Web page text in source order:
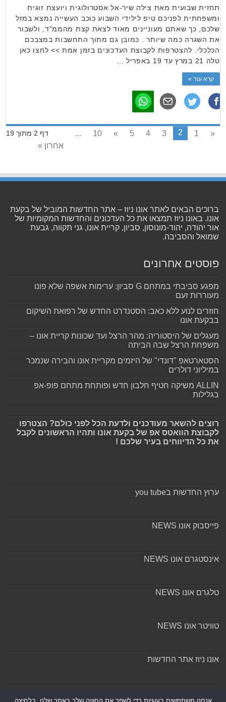
תחזית שבועית מאת צילה שיר-אל אסטרולוגית ויועצת זוגית
ומשפחתית לפניכם טיפ לילידי השבוע כוכב העשייה נמצא במזל
שלכם, כך שאתם מעוניינים מאוד לצאת קצת מהממ"ד, ולשבור
את השגרה כמה שיותר . כמובן גם מתוך התחשבות במצבכם
הכלכלי. להצטרפות לקבוצת העדכונים בזמן אמת >> לחצו כאן
טלה 21 במרץ עד 19 באפריל …
קרא עוד »
דף 2 מתוך 19 «
1
2
3
4
5
»
10
...
אחרון »
ברוכים הבאים לאתר אונו ניוז – אתר החדשות המוביל של בקעת
אונו. באונו ניוז תמצאו את כל העדכונים והחדשות המקומיות של
אור יהודה, יהוד-מונוסון, סביון, קריית אונו, גני תקווה, גבעת
שמואל והסביבה.
פוסטים אחרונים
מפגע סביבתי במתחם G סביון: ערימות אשפה שלא פונו
מעוררות זעם
חוזרים לנוע ללא כאב: הסטנדרט החדש של רפואת השיקום
בבקעת אונו
מעגלים של היסטוריה: מהר הרצל ועד שכונות קריית אונו –
משפחת הרצל שבה הביתה
הסטארטאפ "דונדי" של היזמים מקריית אונו והבירה שנמכר
במיליוני דולרים
ALLIN משיקה חטיף חלבון חדש ופותחת מתחם פופ-אפ
בגלילות
רוצים להשאר מעודכנים ולדעת הכל לפני כולם? הצטרפו
לקבוצת הוואטס אפ של בקעת אונו ותהיו הראשונים לקבל
את כל הדיווחים בעיר שלכם !
ערוץ החדשות בyou tube
פייסבוק אונו NEWS
אינסטגרם אונו NEWS
טלגרם אונו NEWS
טוויטר אונו NEWS
אונו ניוז אתר החדשות